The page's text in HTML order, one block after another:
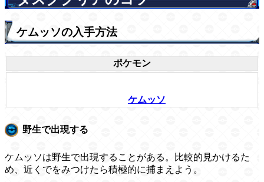
ケムッソの入手方法
ポケモン
ケムッソ
野生で出現する
ケムッソは野生で出現することがある。比較的見かけるた
め、近くでをみつけたら積極的に捕まえよう。